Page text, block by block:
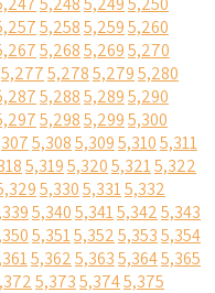
5,2585,2595,260
5,2685,2695,270
5,2775,2785,2795,280
5,2885,2895,290
5,2985,2995,300
5,3085,3095,3105,311
5,3195,3205,3215,322
5,3305,3315,332
5,3405,3415,3425,343
5,3515,3525,3535,354
5,3625,3635,3645,365
5,3735,3745,375